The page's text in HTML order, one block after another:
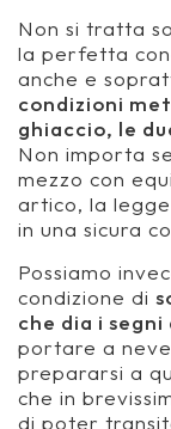
Non si tratta
la perfetta
anche e
condizioni
ghiaccio, le
Non importa
mezzo con
artico, la
in una sicura
Possiamo
condizione di
che dia i
portare a
prepararsi a
che in
di poter